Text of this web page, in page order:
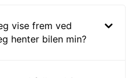
vise frem ved
henter bilen min?